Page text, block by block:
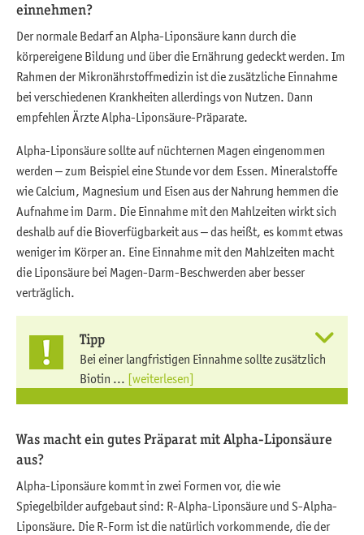
einnehmen?
Der normale Bedarf an Alpha-Liponsäure kann durch die
körpereigene Bildung und über die Ernährung gedeckt werden. Im
Rahmen der Mikronährstoffmedizin ist die zusätzliche Einnahme
bei verschiedenen Krankheiten allerdings von Nutzen. Dann
empfehlen Ärzte Alpha-Liponsäure-Präparate.
Alpha-Liponsäure sollte auf nüchternen Magen eingenommen
werden – zum Beispiel eine Stunde vor dem Essen. Mineralstoffe
wie Calcium, Magnesium und Eisen aus der Nahrung hemmen die
Aufnahme im Darm. Die Einnahme mit den Mahlzeiten wirkt sich
deshalb auf die Bioverfügbarkeit aus – das heißt, es kommt etwas
weniger im Körper an. Eine Einnahme mit den Mahlzeiten macht
die Liponsäure bei Magen-Darm-Beschwerden aber besser
verträglich.
Tipp
Bei einer langfristigen Einnahme sollte zusätzlich
Biotin ... [weiterlesen]
Was macht ein gutes Präparat mit Alpha-Liponsäure
aus?
Alpha-Liponsäure kommt in zwei Formen vor, die wie
Spiegelbilder aufgebaut sind: R-Alpha-Liponsäure und S-Alpha-
Liponsäure. Die R-Form ist die natürlich vorkommende, die der